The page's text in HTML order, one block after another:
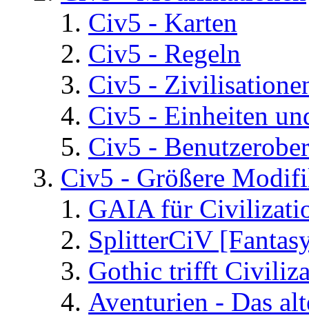
Civ5 - Karten
Civ5 - Regeln
Civ5 -
Civ5 - Einheiten
Civ5 -
Civ5 - Größere
GAIA für
SplitterCiV
Gothic trifft
Aventurien - Das